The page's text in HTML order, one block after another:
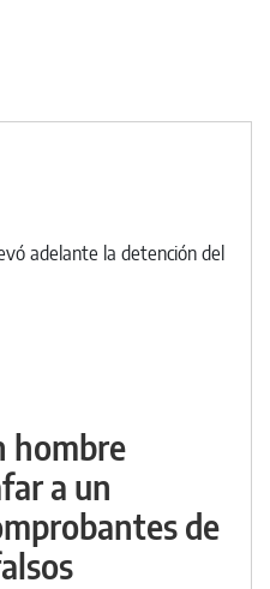
hombre
a un
de